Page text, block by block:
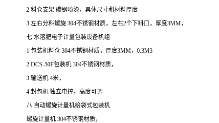
2 料仓支架 碳钢喷漆，具体尺寸和材料厚度
3 左右分料螺旋 304不锈钢材质，左右2个下料口，厚度3MM，
七 水溶肥电子计量包装设备机组
1 包装机料仓 304不锈钢材质，厚度3MM，0.3M3
2 DCS-50F包装机 304不锈钢材质，
3 输送机 4米，
4 封包机 独立电控，高度可调
八 自动螺旋计量机给袋式包装机
螺旋计量机 304不锈钢材质，